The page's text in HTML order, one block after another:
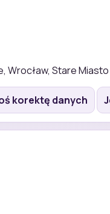
Wrocław, Stare Miasto
korektę danych